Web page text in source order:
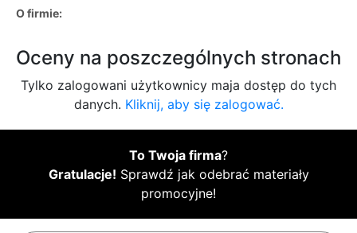
O firmie:
Oceny na poszczególnych stronach
Tylko zalogowani użytkownicy maja dostęp do tych
danych. Kliknij, aby się zalogować.
To Twoja firma?
Gratulacje! Sprawdź jak odebrać materiały
promocyjne!